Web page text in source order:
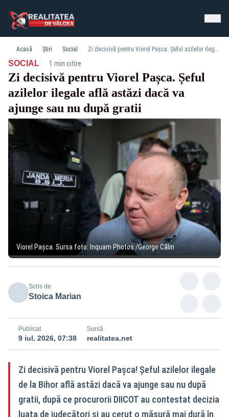
Acasă Știri Social Zi decisivă pentru Viorel Pașca. Șeful azilelor ilegale află astăzi dacă va ajunge sau nu după gratii
SOCIAL· 1 min citire
Zi decisivă pentru Viorel Pașca. Șeful
azilelor ilegale află astăzi dacă va
ajunge sau nu după gratii
Viorel Pașca. Sursa foto: Inquam Photos /George Călin
Scris de
Stoica Marian
Publicat
9 iul. 2026, 07:38
Sursă
realitatea.net
Zi decisivă pentru Viorel Pașca! Șeful azilelor ilegale
de la Bihor află astăzi dacă va ajunge sau nu după
gratii, după ce procurorii DIICOT au contestat decizia
luata de judecători și au cerut o măsură mai dură în